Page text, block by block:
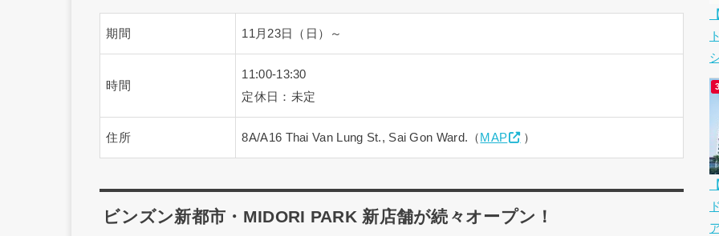
期間 11月23日（日）～
時間
11:00-13:30
定休日：未定
住所 8A/A16 Thai Van Lung St., Sai Gon Ward.（MAP ）
ビンズン新都市・MIDORI PARK 新店舗が続々オープン！